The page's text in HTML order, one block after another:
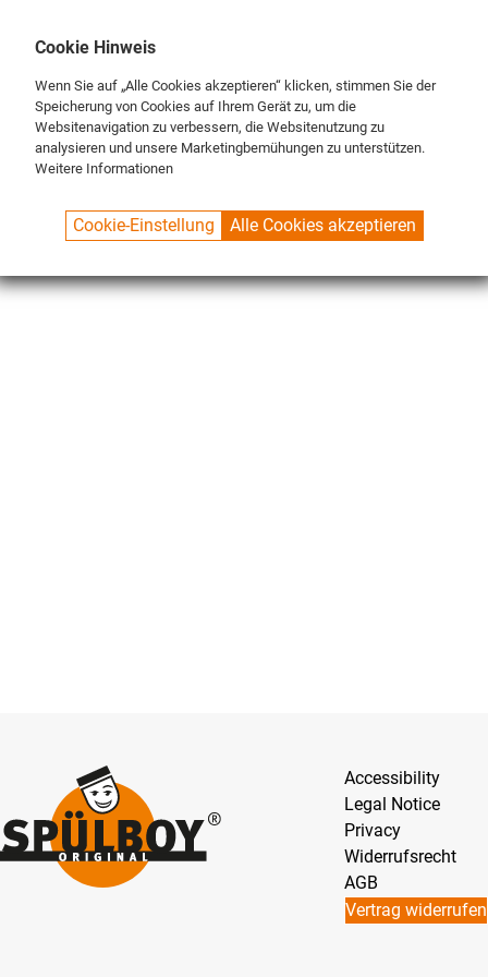
SPUELBOY.DE SHOP NU® LINE DEVICES
Accessibility
Legal Notice
Privacy
Widerrufsrecht
AGB
Vertrag widerrufen
Cookie Hinweis
Wenn Sie auf „Alle Cookies akzeptieren“ klicken, stimmen Sie der
Speicherung von Cookies auf Ihrem Gerät zu, um die
Websitenavigation zu verbessern, die Websitenutzung zu
analysieren und unsere Marketingbemühungen zu unterstützen.
Weitere Informationen
Cookie-Einstellung Alle Cookies akzeptieren